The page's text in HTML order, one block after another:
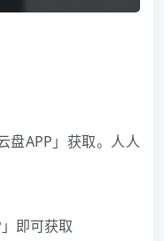
盘APP」获取。人人
即可获取